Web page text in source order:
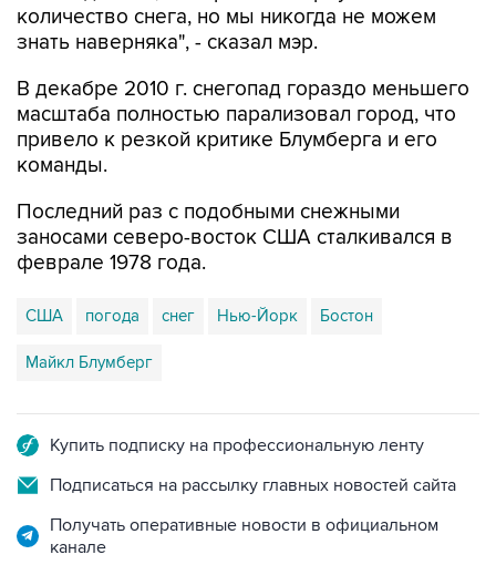
количество снега, но мы никогда не можем
знать наверняка", - сказал мэр.
В декабре 2010 г. снегопад гораздо меньшего
масштаба полностью парализовал город, что
привело к резкой критике Блумберга и его
команды.
Последний раз с подобными снежными
заносами северо-восток США сталкивался в
феврале 1978 года.
США погода снег Нью-Йорк Бостон
Майкл Блумберг
Купить подписку на профессиональную ленту
Подписаться на рассылку главных новостей сайта
Получать оперативные новости в официальном
канале